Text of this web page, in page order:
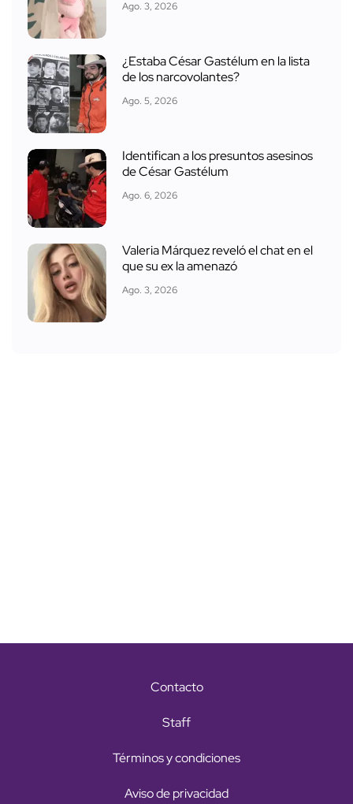
Ago. 3, 2026
¿Estaba César Gastélum en la lista
de los narcovolantes?
Ago. 5, 2026
Identifican a los presuntos asesinos
de César Gastélum
Ago. 6, 2026
Valeria Márquez reveló el chat en el
que su ex la amenazó
Ago. 3, 2026
Contacto
Staff
Términos y condiciones
Aviso de privacidad